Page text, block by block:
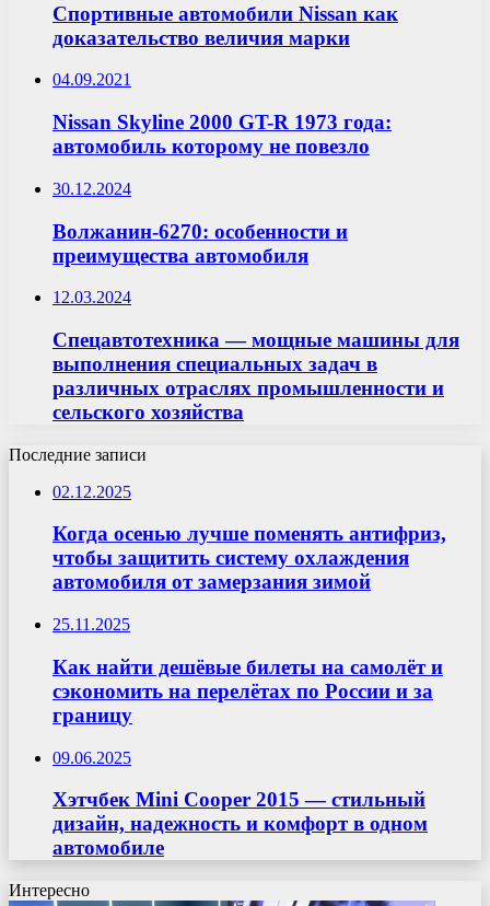
Спортивные автомобили Nissan как
доказательство величия марки
04.09.2021
Nissan Skyline 2000 GT-R 1973 года:
автомобиль которому не повезло
30.12.2024
Волжанин-6270: особенности и
преимущества автомобиля
12.03.2024
Спецавтотехника — мощные машины для
выполнения специальных задач в
различных отраслях промышленности и
сельского хозяйства
Последние записи
02.12.2025
Когда осенью лучше поменять антифриз,
чтобы защитить систему охлаждения
автомобиля от замерзания зимой
25.11.2025
Как найти дешёвые билеты на самолёт и
сэкономить на перелётах по России и за
границу
09.06.2025
Хэтчбек Mini Cooper 2015 — стильный
дизайн, надежность и комфорт в одном
автомобиле
Интересно